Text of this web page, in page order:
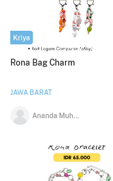
Kriya
Rona Bag Charm
JAWA BARAT